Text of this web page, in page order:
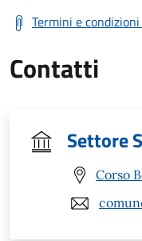
Termini e
Contatti
Settore
Corso